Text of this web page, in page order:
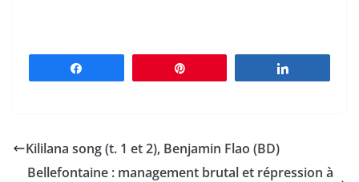
Kililana song (t. 1 et 2), Benjamin Flao (BD)
Bellefontaine : management brutal et répression à